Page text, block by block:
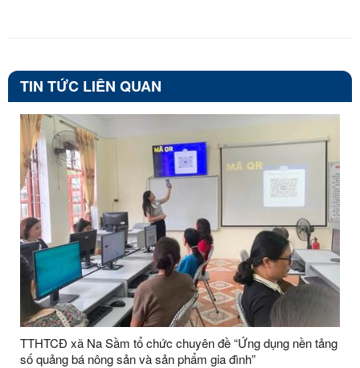
TIN TỨC LIÊN QUAN
TTHTCĐ xã Na Sầm tổ chức chuyên đề “Ứng dụng nền tảng
số quảng bá nông sản và sản phẩm gia đình”